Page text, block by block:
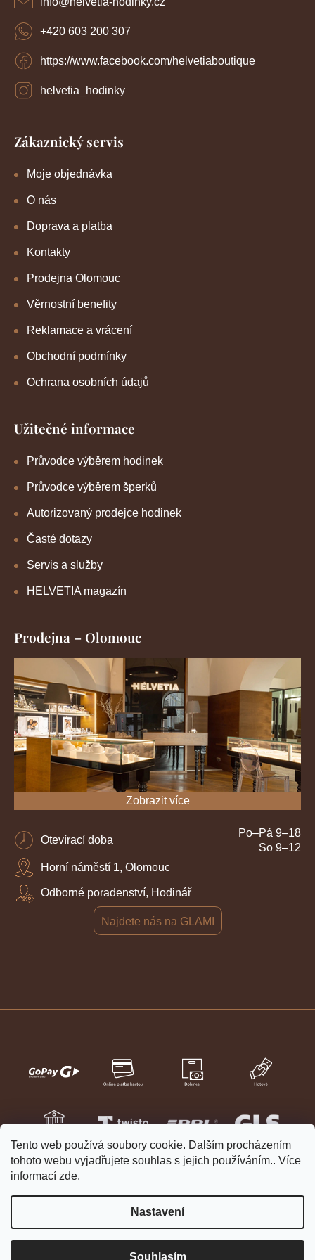
Tento web používá soubory cookie. Dalším procházením
tohoto webu vyjadřujete souhlas s jejich používáním.. Více
informací zde.
Nastavení
Souhlasím
https://www.facebook.com/helvetiaboutique
helvetia_hodinky
+420 603 200 307
Zákaznický servis
Moje objednávka
O nás
Doprava a platba
Kontakty
Prodejna Olomouc
Věrnostní benefity
Reklamace a vrácení
Obchodní podmínky
Ochrana osobních údajů
Užitečné informace
Průvodce výběrem hodinek
Průvodce výběrem šperků
Autorizovaný prodejce hodinek
Časté dotazy
Servis a služby
HELVETIA magazín
Prodejna – Olomouc
Zobrazit více
Otevírací doba
Po–Pá 9–18
So 9–12
Horní náměstí 1, Olomouc
Odborné poradenství, Hodinář
Najdete nás na GLAMI
Vytvořil Shoptet
HELVETIA hodinky a šperky